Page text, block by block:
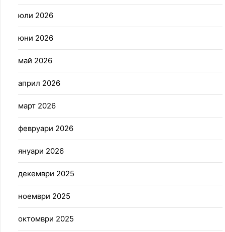
юли 2026
юни 2026
май 2026
април 2026
март 2026
февруари 2026
януари 2026
декември 2025
ноември 2025
октомври 2025